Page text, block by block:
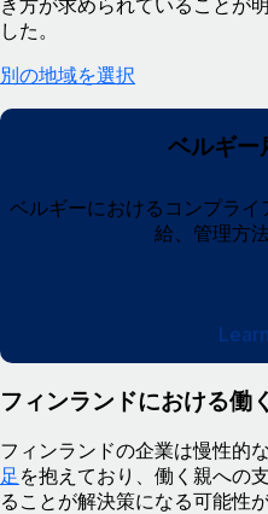
き方が求められていることが
した。
別の地域を選択
ベルギー
ベルギーにおけるコンプラ
給、管理方
フィンランドにおける働
フィンランドの企業は慢性的な
足 を抱えており、働く親への
ることが解決策になる可能性